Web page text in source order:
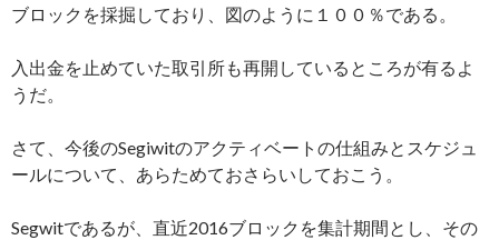
ブロックを採掘しており、図のように１００％である。
入出金を止めていた取引所も再開しているところが有るよ
うだ。
さて、今後のSegiwitのアクティベートの仕組みとスケジュ
ールについて、あらためておさらいしておこう。
Segwitであるが、直近2016ブロックを集計期間とし、その